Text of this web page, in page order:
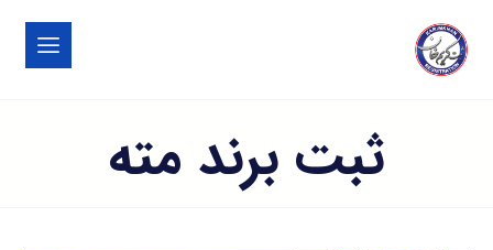
ثبت برند مته